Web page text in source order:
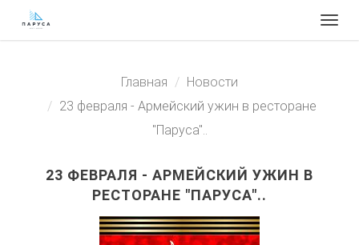
Главная
Новости
23 февраля - Армейский ужин в ресторане
"Паруса"..
23 ФЕВРАЛЯ - АРМЕЙСКИЙ УЖИН В
РЕСТОРАНЕ "ПАРУСА"..